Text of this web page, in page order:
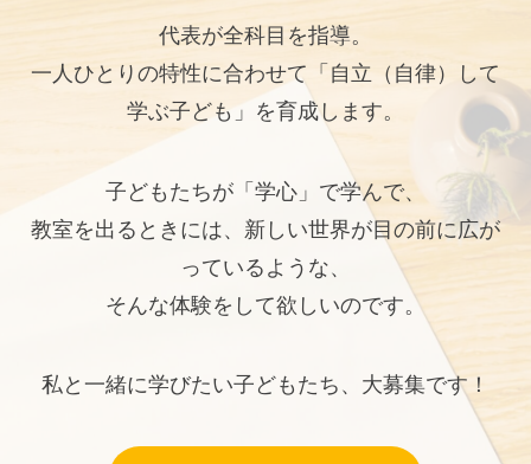
代表が全科目を指導。
一人ひとりの特性に合わせて「自立（自律）して
学ぶ子ども」を育成します。
子どもたちが「学心」で学んで、
教室を出るときには、新しい世界が目の前に広が
っているような、
そんな体験をして欲しいのです。
私と一緒に学びたい子どもたち、大募集です！